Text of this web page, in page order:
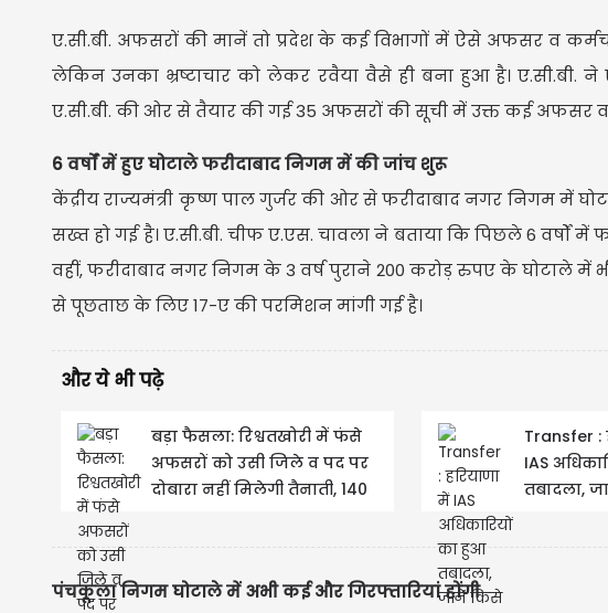
ए.सी.बी. अफसरों की मानें तो प्रदेश के कई विभागों में ऐसे अफसर व
लेकिन उनका भ्रष्टाचार को लेकर रवैया वैसे ही बना हुआ है। ए.सी.बी. ने
ए.सी.बी. की ओर से तैयार की गई 35 अफसरों की सूची में उक्त कई अफसर व
6 वर्षों में हुए घोटाले फरीदाबाद निगम में की जांच शुरू
केंद्रीय राज्यमंत्री कृष्ण पाल गुर्जर की ओर से फरीदाबाद नगर निगम में
सख्त हो गई है। ए.सी.बी. चीफ ए.एस. चावला ने बताया कि पिछले 6 वर्षों
वहीं, फरीदाबाद नगर निगम के 3 वर्ष पुराने 200 करोड़ रुपए के घोटाले
से पूछताछ के लिए 17-ए की परमिशन मांगी गई है।
और ये भी पढ़े
बड़ा फैसला: रिश्वतखोरी में फंसे
अफसरों को उसी जिले व पद पर
दोबारा नहीं मिलेगी तैनाती, 140
Transfer :
IAS
तबादला,
पंचकूला निगम घोटाले में अभी कई और गिरफ्तारियां होंगी